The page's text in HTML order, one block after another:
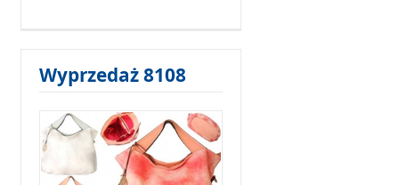
Wyprzedaż 8108